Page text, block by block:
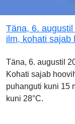
Täna, 6.
ilm, kohati sajab
Täna, 6. augustil
Kohati sajab
puhanguti kuni 15
kuni 28°C.